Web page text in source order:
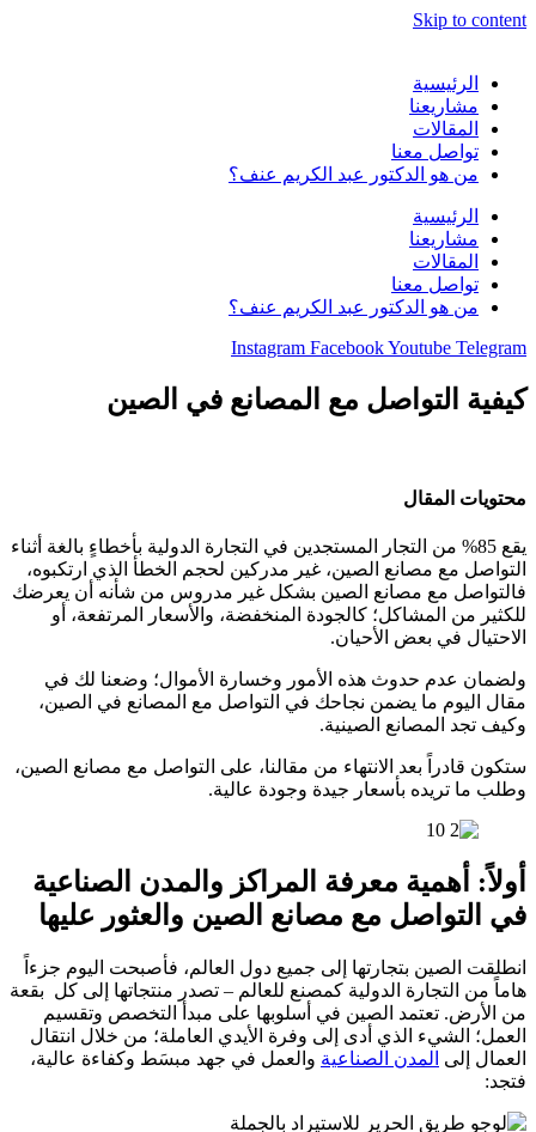
Skip to content
الرئيسية
مشاريعنا
المقالات
تواصل معنا
من هو الدكتور عبد الكريم عنف؟
الرئيسية
مشاريعنا
المقالات
تواصل معنا
من هو الدكتور عبد الكريم عنف؟
Instagram FacebookYoutube Telegram
كيفية التواصل مع المصانع في الصين
محتويات المقال
يقع 85% من التجار المستجدين في التجارة الدولية بأخطاءٍ بالغة أثناء
التواصل مع مصانع الصين، غير مدركين لحجم الخطأ الذي ارتكبوه،
فالتواصل مع مصانع الصين بشكل غير مدروس من شأنه أن يعرضك
للكثير من المشاكل؛ كالجودة المنخفضة، والأسعار المرتفعة، أو
الاحتيال في بعض الأحيان.
ولضمان عدم حدوث هذه الأمور وخسارة الأموال؛ وضعنا لك في
مقال اليوم ما يضمن نجاحك في التواصل مع المصانع في الصين،
وكيف تجد المصانع الصينية.
ستكون قادراً بعد الانتهاء من مقالنا، على التواصل مع مصانع الصين،
وطلب ما تريده بأسعار جيدة وجودة عالية.
أولاً: أهمية معرفة المراكز والمدن الصناعية
في التواصل مع مصانع الصين والعثور عليها
انطلقت الصين بتجارتها إلى جميع دول العالم، فأصبحت اليوم جزءاً
هاماً من التجارة الدولية كمصنع للعالم – تصدر منتجاتها إلى كل بقعة
من الأرض. تعتمد الصين في أسلوبها على مبدأ التخصص وتقسيم
العمل؛ الشيء الذي أدى إلى وفرة الأيدي العاملة؛ من خلال انتقال
العمال إلى المدن الصناعية والعمل في جهد مبسَط وكفاءة عالية،
فتجد: